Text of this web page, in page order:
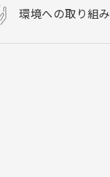
環境への取り組み